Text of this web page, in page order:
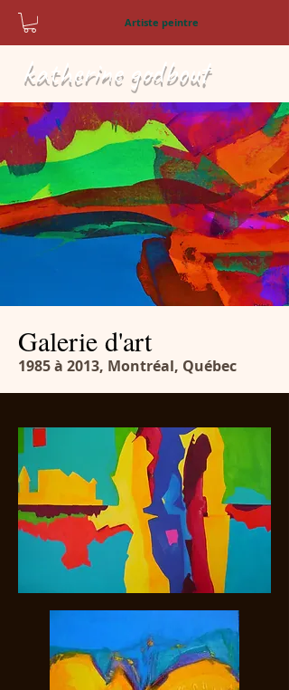
Artiste peintre
katherine godbout
Galerie d'art
1985 à 2013, Montréal, Québec